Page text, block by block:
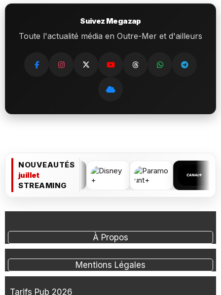
Suivez Megazap
Toute l'actualité média en Outre-Mer et d'ailleurs
NOUVEAUTÉS
juillet
STREAMING
À Propos
Mentions Légales
Tarifs Pub 2026